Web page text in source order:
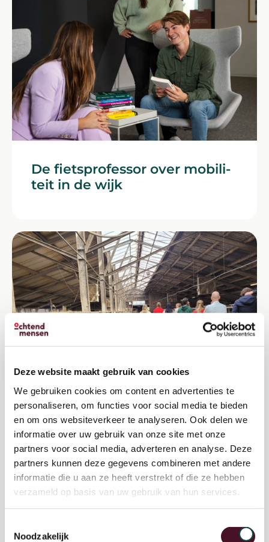
Deze website maakt gebruik van cookies
We gebruiken cookies om content en advertenties te
personaliseren, om functies voor social media te bieden
en om ons websiteverkeer te analyseren. Ook delen we
informatie over uw gebruik van onze site met onze
partners voor social media, adverteren en analyse. Deze
partners kunnen deze gegevens combineren met andere
informatie die u aan ze heeft verstrekt of die ze hebben
verzameld op basis van uw gebruik van hun services.
Noodzakelijk
De fiets­pro­fessor over mo­bili­
teit in de wijk
Masterclass Ruimte &
Leefomgeving